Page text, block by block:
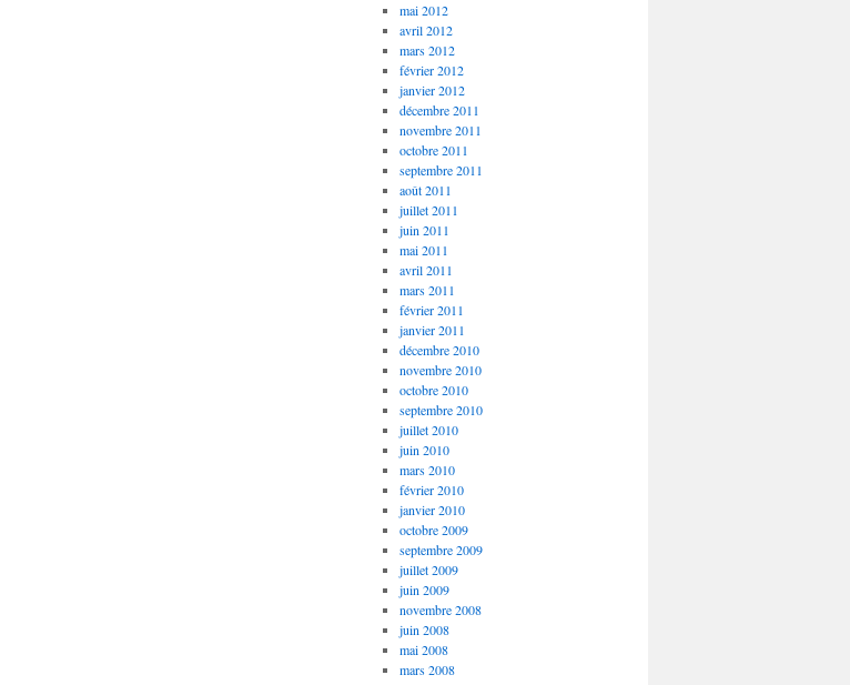
mai 2012
avril 2012
mars 2012
février 2012
janvier 2012
décembre 2011
novembre 2011
octobre 2011
septembre 2011
août 2011
juillet 2011
juin 2011
mai 2011
avril 2011
mars 2011
février 2011
janvier 2011
décembre 2010
novembre 2010
octobre 2010
septembre 2010
juillet 2010
juin 2010
mars 2010
février 2010
janvier 2010
octobre 2009
septembre 2009
juillet 2009
juin 2009
novembre 2008
juin 2008
mai 2008
mars 2008